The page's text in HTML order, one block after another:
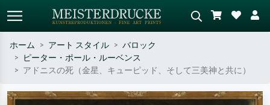
標準検索 AI画像検索
– 例：モネ、星月夜、印象派、北
緑の草原、赤の多い抽象画、暗い
ホーム アート スタイル
バロック
ピーター・ポール・ルーベンス
アドニスの死（金星、キューピッド、そして三美神と共に）